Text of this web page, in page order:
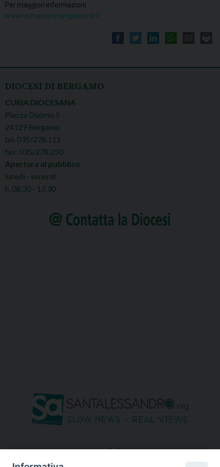
Per maggiori informazioni
www.monasterosangiacomo.it
DIOCESI DI BERGAMO
CURIA DIOCESANA
Piazza Duomo 5
24129 Bergamo
tel. 035/278.111
fax: 035/278.250
Apertura al pubblico
lunedì - venerdì
h. 08.30 - 12.30
seguici su